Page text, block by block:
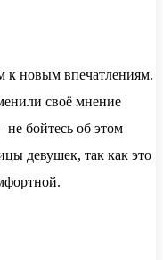
к новым впечатлениям.
своё мнение
не бойтесь об этом
девушек, так как это